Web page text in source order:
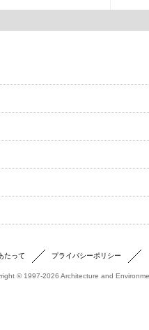
たって プライバシーポリシー
© 1997-2026 Architecture and